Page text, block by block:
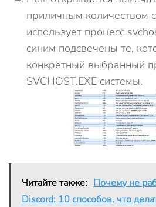
приличным количеством
использует процесс
синим подсвечены те,
конкретный выбранный
SVCHOST.EXE системы.
Читайте также: Почему не
Discord: 10 способов, что